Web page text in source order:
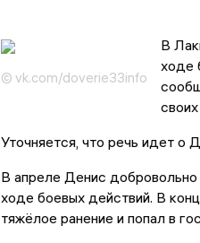
© vk.com/doverie33info
В
ходе
Уточняется, что речь идет о
В апреле Денис добровольно
ходе боевых действий. В
тяжёлое ранение и попал в